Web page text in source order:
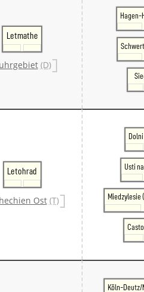
Letmathe
(D)
Hagen-
Letohrad
Ost (T)
Usti
Köln-Deutz/